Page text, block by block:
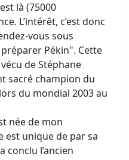
là (75000
L’intérêt, c’est donc
vous sous
Pékin". Cette
de Stéphane
sacré champion du
du mondial 2003 au
née de mon
est unique de par sa
conclu l’ancien